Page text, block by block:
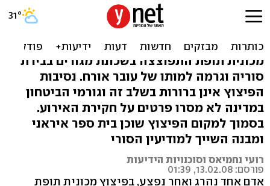
דמשק: הרוג בפיצוץ שאירע
בשכונת מגורים
מכונית תופת התפוצצה בשכונת מגורים בבירת
סוריה וגרמה למותו של עובר אורח. נסיבות
הפיצוץ אינן ברורות בשלב זה וגורמי הביטחון
במדינה לא מסרו פרטים על חקירת האירוע.
בסמוך למקום הפיצוץ שוכן בית ספר איראני
ומבנה השייך למודיעין הסורי
רועי נחמיאס וסוכנויות הידיעות
פורסם: 13.02.08, 01:39
אדם אחד נהרג ואחר נפצע, בפיצוץ מכונית תופת